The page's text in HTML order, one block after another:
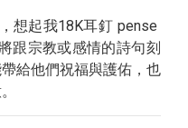
想起我18K耳釘 pense
跟宗教或感情的詩句刻
給他們祝福與護佑，也